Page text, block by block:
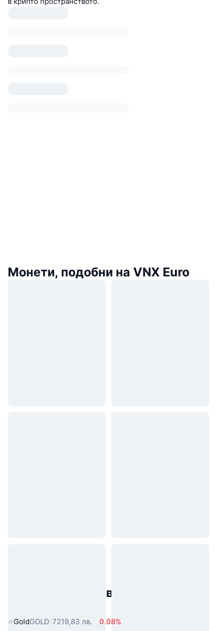
Монети, подобни на VNX Euro
Популярни активи от реалния
GoldGOLD 7219,83 лв.
0.08%